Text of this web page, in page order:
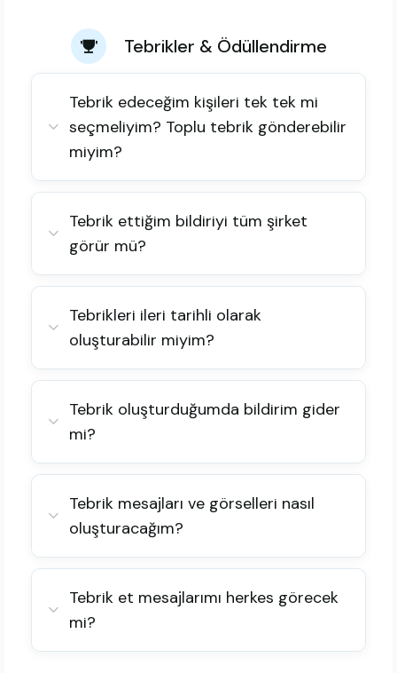
Tebrikler & Ödüllendirme
Tebrik edeceğim kişileri tek tek mi
seçmeliyim? Toplu tebrik gönderebilir
miyim?
Tebrik ettiğim bildiriyi tüm şirket
görür mü?
Tebrikleri ileri tarihli olarak
oluşturabilir miyim?
Tebrik oluşturduğumda bildirim gider
mi?
Tebrik mesajları ve görselleri nasıl
oluşturacağım?
Tebrik et mesajlarımı herkes görecek
mi?